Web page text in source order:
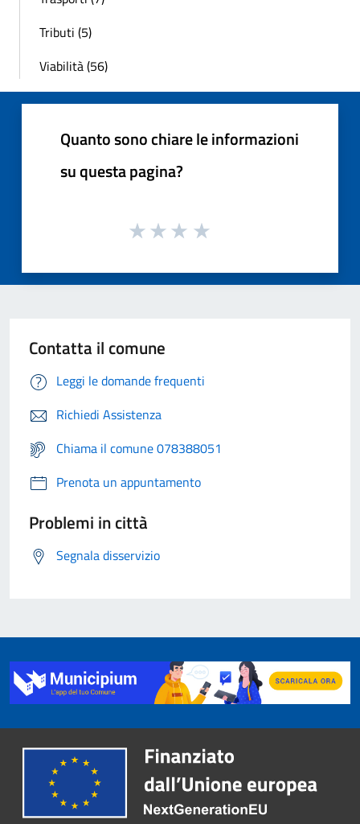
Tributi (5)
Viabilità (56)
Quanto sono chiare le informazioni
su questa pagina?
Contatta il comune
Leggi le domande frequenti
Richiedi Assistenza
Chiama il comune 078388051
Prenota un appuntamento
Problemi in città
Segnala disservizio